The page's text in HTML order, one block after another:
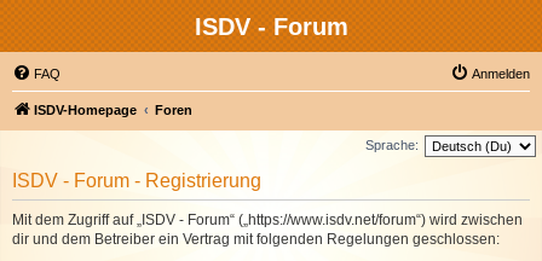
ISDV - Forum
FAQ Anmelden
ISDV-Homepage Foren
Sprache:
ISDV - Forum - Registrierung
Mit dem Zugriff auf „ISDV - Forum“ („https://www.isdv.net/forum“) wird zwischen
dir und dem Betreiber ein Vertrag mit folgenden Regelungen geschlossen: